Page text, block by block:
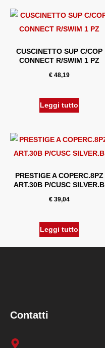
CUSCINETTO SUP C/COP
CONNECT R/SWIM 1 PZ
€48,19
Leggi tutto
PRESTIGE A COPERC.8PZ
ART.30B P/CUSC SILVER.B
€39,04
Leggi tutto
Contatti